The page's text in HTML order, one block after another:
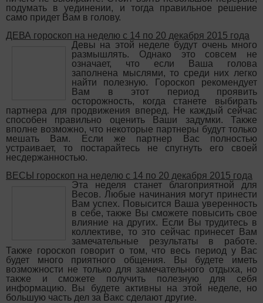
подумать в уединении, и тогда правильное решение
само придет Вам в голову.
ДЕВА гороскоп на неделю с 14 по 20 декабря 2015 года
Девы на этой неделе будут очень много
размышлять. Однако это совсем не
означает, что если Ваша голова
заполнена мыслями, то среди них легко
найти полезную. Гороскоп рекомендует
Вам в этот период проявить
осторожность, когда станете выбирать
партнера для продвижения вперед. Не каждый сейчас
способен правильно оценить Ваши задумки. Также
вполне возможно, что некоторые партнеры будут только
мешать Вам. Если же партнер Вас полностью
устраивает, то постарайтесь не спугнуть его своей
несдержанностью.
ВЕСЫ гороскоп на неделю с 14 по 20 декабря 2015 года
Эта неделя станет благоприятной для
Весов. Любые начинания могут принести
Вам успех. Повысится Ваша уверенность
в себе, также Вы сможете повысить свое
влияние на других. Если Вы трудитесь в
коллективе, то это сейчас принесет Вам
замечательные результаты в работе.
Также гороскоп говорит о том, что весь период у Вас
будет много приятного общения. Вы будете иметь
возможности не только для замечательного отдыха, но
также и сможете получить полезную для себя
информацию. Вы будете активны на этой неделе, но
большую часть дел за Вакс сделают другие.